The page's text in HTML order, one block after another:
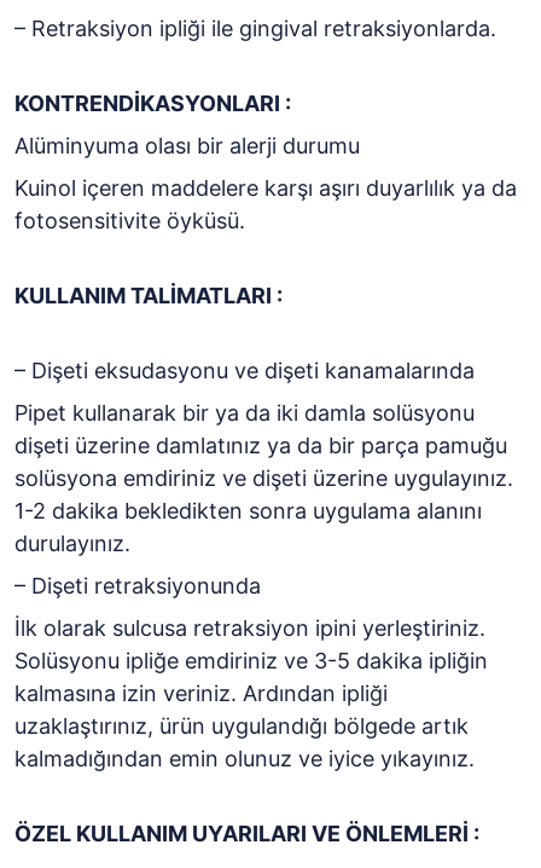
– Retraksiyon ipliği ile gingival retraksiyonlarda.
KONTRENDİKASYONLARI :
Alüminyuma olası bir alerji durumu
Kuinol içeren maddelere karşı aşırı duyarlılık ya da
fotosensitivite öyküsü.
KULLANIM TALİMATLARI :
– Dişeti eksudasyonu ve dişeti kanamalarında
Pipet kullanarak bir ya da iki damla solüsyonu
dişeti üzerine damlatınız ya da bir parça pamuğu
solüsyona emdiriniz ve dişeti üzerine uygulayınız.
1-2 dakika bekledikten sonra uygulama alanını
durulayınız.
– Dişeti retraksiyonunda
İlk olarak sulcusa retraksiyon ipini yerleştiriniz.
Solüsyonu ipliğe emdiriniz ve 3-5 dakika ipliğin
kalmasına izin veriniz. Ardından ipliği
uzaklaştırınız, ürün uygulandığı bölgede artık
kalmadığından emin olunuz ve iyice yıkayınız.
ÖZEL KULLANIM UYARILARI VE ÖNLEMLERİ :